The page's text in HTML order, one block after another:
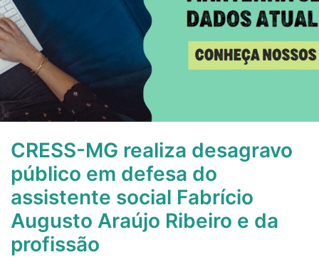
CRESS-MG realiza desagravo
público em defesa do
assistente social Fabrício
Augusto Araújo Ribeiro e da
profissão